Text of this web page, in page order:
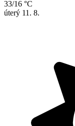
33/16 °C
úterý 11. 8.